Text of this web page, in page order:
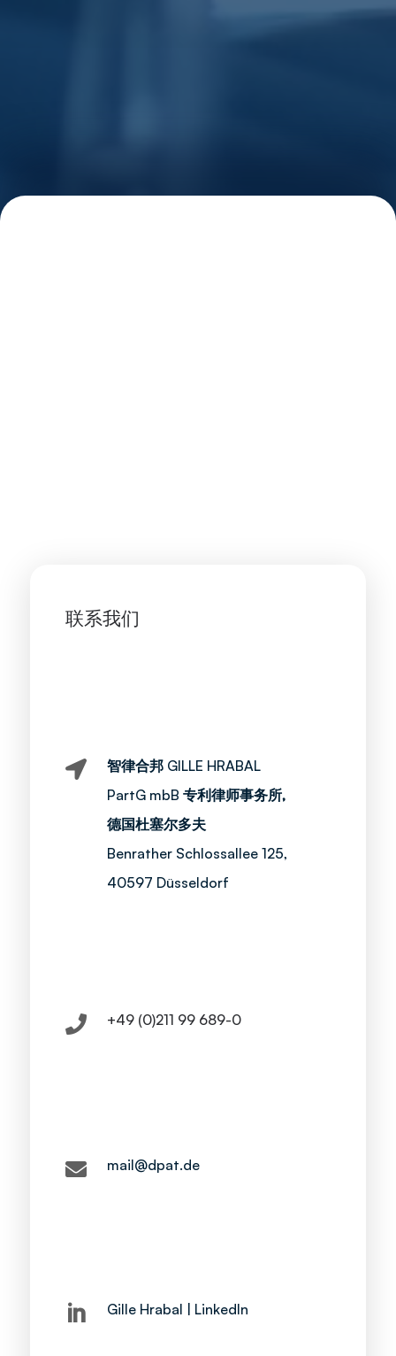
联系我们
 智律合邦 GILLE HRABAL
PartG mbB 专利律师事务所,
德国杜塞尔多夫
Benrather Schlossallee 125,
40597 Düsseldorf
 +49 (0)211 99 689-0
 mail@dpat.de
 Gille Hrabal | LinkedIn